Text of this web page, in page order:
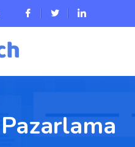
Pazarlama